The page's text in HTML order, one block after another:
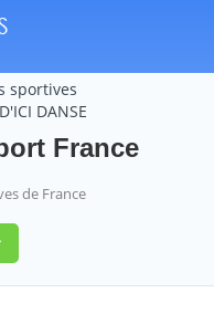
sportives
DANSE
France
de France